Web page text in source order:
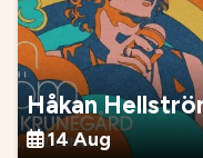
Håkan
14 Aug